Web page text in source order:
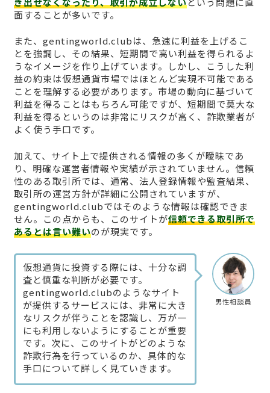
面することが多いです。
また、gentingworld.clubは、急速に利益を上げるこ
とを強調し、その結果、短期間で高い利益を得られるよ
うなイメージを作り上げています。しかし、こうした利
益の約束は仮想通貨市場ではほとんど実現不可能である
ことを理解する必要があります。市場の動向に基づいて
利益を得ることはもちろん可能ですが、短期間で莫大な
利益を得るというのは非常にリスクが高く、詐欺業者が
よく使う手口です。
加えて、サイト上で提供される情報の多くが曖昧であ
り、明確な運営者情報や実績が示されていません。信頼
性のある取引所では、通常、法人登録情報や監査結果、
取引所の運営方針が詳細に公開されていますが、
gentingworld.clubではそのような情報は確認できま
せん。この点からも、このサイトが信頼できる取引所で
あるとは言い難いのが現実です。
男性相談員
仮想通貨に投資する際には、十分な調
査と慎重な判断が必要です。
gentingworld.clubのようなサイト
が提供するサービスには、非常に大き
なリスクが伴うことを認識し、万が一
にも利用しないようにすることが重要
です。次に、このサイトがどのような
詐欺行為を行っているのか、具体的な
手口について詳しく見ていきます。